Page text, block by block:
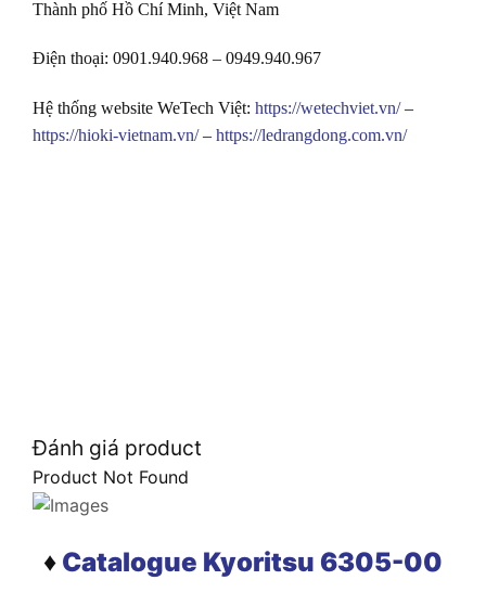
Thành phố Hồ Chí Minh, Việt Nam
Điện thoại: 0901.940.968 – 0949.940.967
Hệ thống website WeTech Việt: https://wetechviet.vn/–
https://hioki-vietnam.vn/– https://ledrangdong.com.vn/
Đánh giá product
Product Not Found
♦ Catalogue Kyoritsu 6305-00